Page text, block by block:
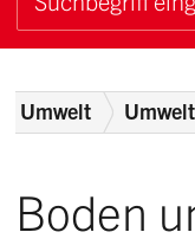
Suchbegriff
Umwelt
Boden